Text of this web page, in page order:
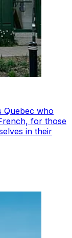
Quebec who
for those
in their